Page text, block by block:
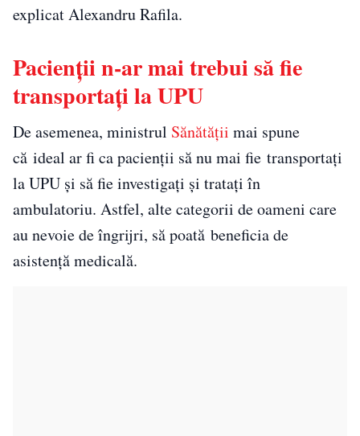
explicat Alexandru Rafila.
Pacienții n-ar mai trebui să fie
transportați la UPU
De asemenea, ministrul Sănătății mai spune
că ideal ar fi ca pacienții să nu mai fie transportați
la UPU şi să fie investigați și tratați în
ambulatoriu. Astfel, alte categorii de oameni care
au nevoie de îngrijri, să poată beneficia de
asistență medicală.